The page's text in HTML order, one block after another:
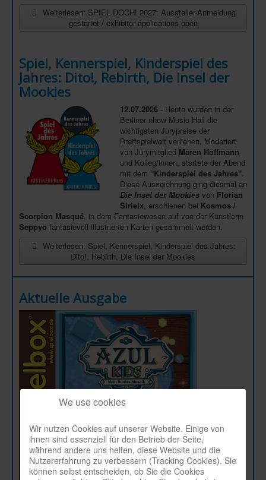
Weiterlesen: SPIEL DOCH! 2027: Aussteller-Anmeldung
gestartet / exhibitor applications open
Spiel, Kennerspiel, Kinderspiel des
Jahres: Dito!, Rebirth, Die Insel der
Mookies
12.07.2026 - Heute wurden in der
Berliner nhow Music Hall die
wichtigsten Jurypreise der
Brettspielwelt verliehen. Moderiert
von Jurymitglied Maren Hoffmann
und Kolleg/innen, startete der Abend
mit dem "Kinderspiel des Jahres".
Diese Auszeichnung ging diesmal an
Die Insel der Mookies von Florian
Sirieix, erschienen bei Kosmos /
Scorpion Masqué, in dem Fantasiewesen auf von der Künstlerin
Seppyo fantasievoll illustrierten Karten gesammelt werden.
Weiterlesen: Spiel, Kennerspiel, Kinderspiel des Jahres:
Dito!, Rebirth, Die Insel der Mookies
Aktuelle Ausgabe
We use cookies
Wir nutzen Cookies auf unserer Website. Einige von
ihnen sind essenziell für den Betrieb der Seite,
während andere uns helfen, diese Website und die
Nutzererfahrung zu verbessern (Tracking Cookies). Sie
können selbst entscheiden, ob Sie die Cookies